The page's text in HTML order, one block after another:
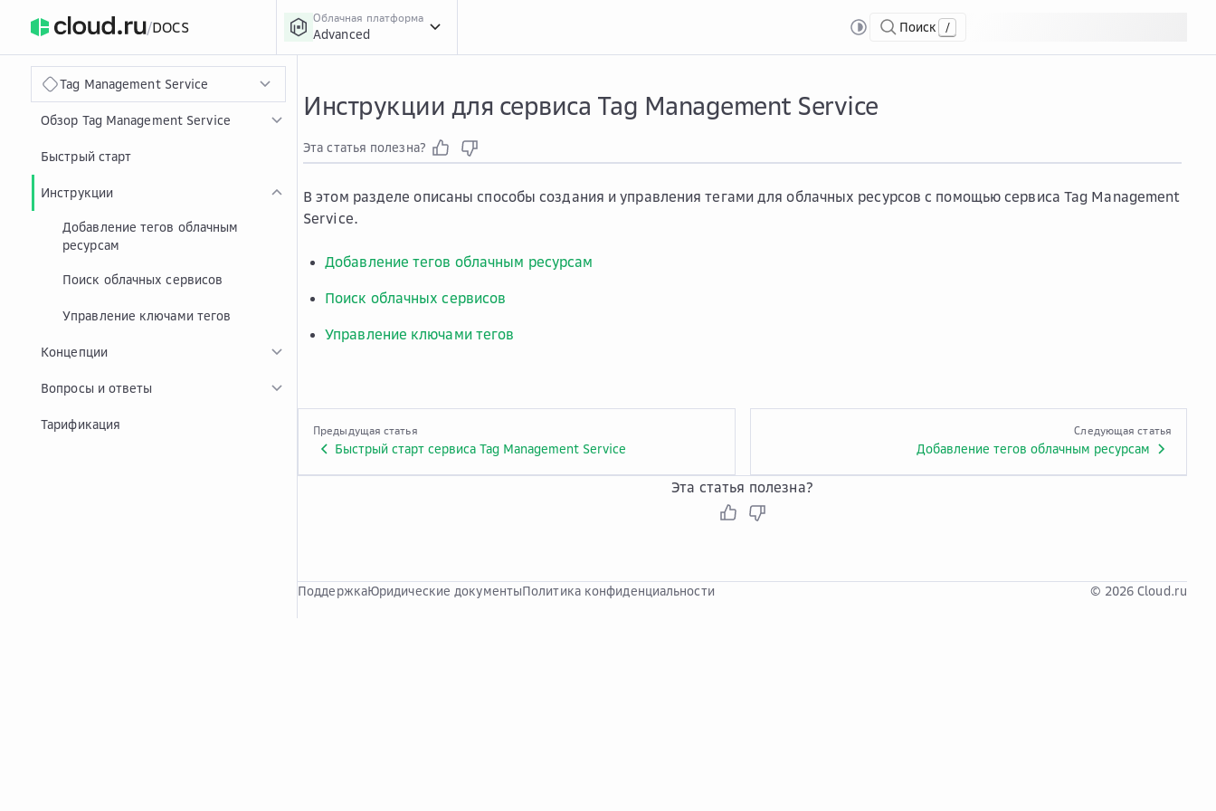
/DOCS
Облачная платформа
Advanced Поиск /
Tag Management Service
Обзор Tag Management Service
Быстрый старт
Инструкции
Добавление тегов облачным
ресурсам
Поиск облачных сервисов
Управление ключами тегов
Концепции
Вопросы и ответы
Тарификация
Инструкции для сервиса Tag Management Service
Эта статья полезна?
В этом разделе описаны способы создания и управления тегами для облачных ресурсов с помощью сервиса Tag Management
Service.
Добавление тегов облачным ресурсам
Поиск облачных сервисов
Управление ключами тегов
Предыдущая статья
Быстрый старт сервиса Tag Management Service
Следующая статья
Добавление тегов облачным ресурсам
Эта статья полезна?
ПоддержкаЮридические документыПолитика конфиденциальности © 2026 Cloud.ru